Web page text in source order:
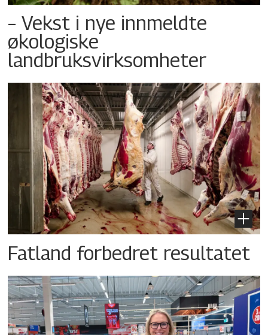
– Vekst i nye innmeldte
økologiske
landbruksvirksomheter
Fatland forbedret resultatet